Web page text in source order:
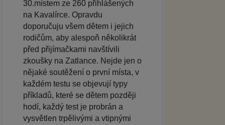
30.místem ze 260 přihlášených
na Kavalírce. Opravdu
doporučuju všem dětem i jejich
rodičům, aby alespoň několikrát
před přijímačkami navštívili
zkoušky na Zatlance. Nejde jen o
nějaké soutěžení o první místa, v
každém testu se objevují typy
příkladů, které se dětem později
hodí, každý test je probrán a
vysvětlen trpělivými a vtipnými